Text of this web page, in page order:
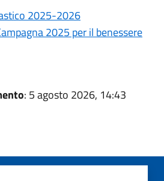
2025-2026
2025 per il benessere
: 5 agosto 2026, 14:43